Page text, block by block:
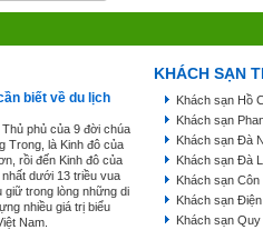
biết về du lịch
phủ của 9 đời chúa
Trong, là Kinh đô của
rồi đến Kinh đô của
dưới 13 triều vua
giữ trong lòng những di
nhiều giá trị biểu
Nam.
KHÁCH SẠN
Khách sạn Hồ
Khách sạn
Khách sạn Đà
Khách sạn Đà
Khách sạn
Khách sạn
Khách sạn